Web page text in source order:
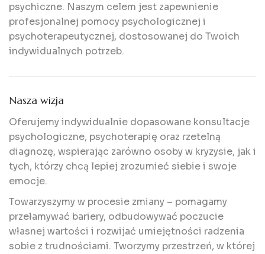
psychiczne. Naszym celem jest zapewnienie
profesjonalnej pomocy psychologicznej i
psychoterapeutycznej, dostosowanej do Twoich
indywidualnych potrzeb.
Nasza wizja
Oferujemy indywidualnie dopasowane konsultacje
psychologiczne, psychoterapię oraz rzetelną
diagnozę, wspierając zarówno osoby w kryzysie, jak i
tych, którzy chcą lepiej zrozumieć siebie i swoje
emocje.
Towarzyszymy w procesie zmiany – pomagamy
przełamywać bariery, odbudowywać poczucie
własnej wartości i rozwijać umiejętności radzenia
sobie z trudnościami. Tworzymy przestrzeń, w której